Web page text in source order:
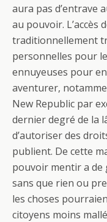
aura pas d’entrave
au pouvoir. L’accès
traditionnellement
personnelles pour
ennuyeuses pour en
aventurer,
New Republic par
dernier degré de la
d’autoriser des
publient. De cette
pouvoir mentir a de
sans que rien ou
les choses
citoyens moins